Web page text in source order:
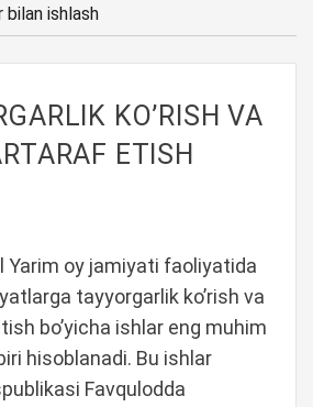
bilan ishlash
KO’RISH VA
ETISH
Yarim oy jamiyati faoliyatida
tayyorgarlik ko’rish va
bo’yicha ishlar eng muhim
hisoblanadi. Bu ishlar
Favqulodda